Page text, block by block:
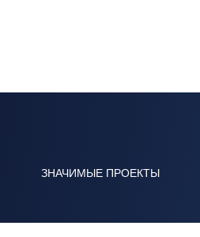
ЗНАЧИМЫЕ ПРОЕКТЫ